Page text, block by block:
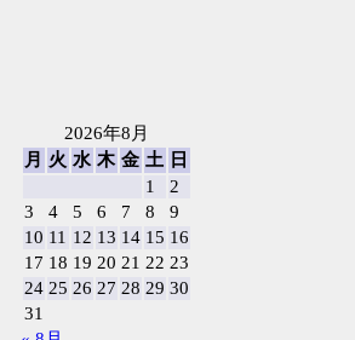
2026年8月
月
火 水 木 金 土
日
1
2
3
4 5 6 7 8
9
10 11 12 13 14 15 16
17 18 19 20 21 22 23
24 25 26 27 28 29 30
31